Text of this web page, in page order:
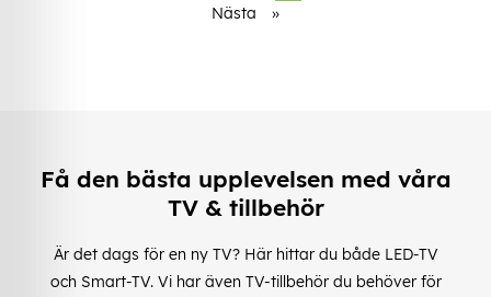
Nästa
»
Få den bästa upplevelsen med våra
TV & tillbehör
Är det dags för en ny TV? Här hittar du både LED-TV
och Smart-TV. Vi har även TV-tillbehör du behöver för